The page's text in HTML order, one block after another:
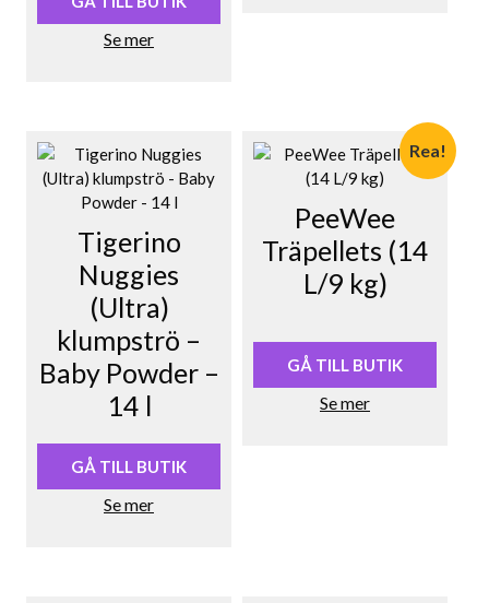
Se mer
Tigerino
Nuggies
(Ultra)
klumpströ –
Baby Powder –
14 l
GÅ TILL BUTIK
Se mer
Rea!
PeeWee
Träpellets (14
L/9 kg)
ursprungliga
priset
159,00 kr.
nuvarande
priset
99,00 kr.
GÅ TILL BUTIK
Se mer